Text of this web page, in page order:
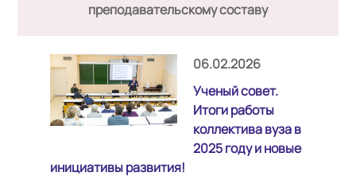
преподавательскому составу
06.02.2026
Ученый совет.
Итоги работы
коллектива вуза в
2025 году и новые
инициативы развития!